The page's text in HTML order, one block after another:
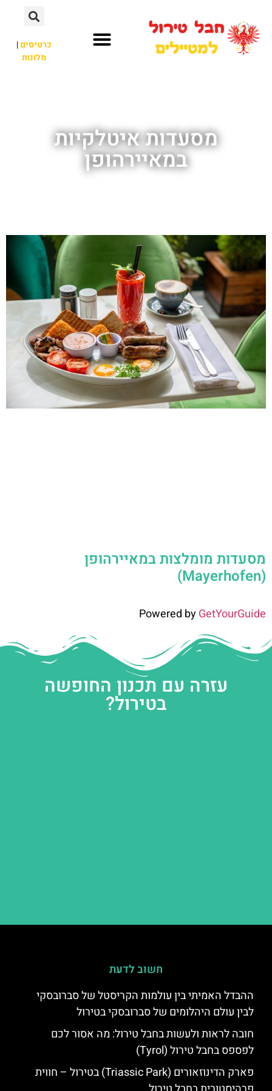
כרטיסים|
מלונות
מסעדות איטלקיות
במאיירהופן
מסעדות מומלצות במאיירהופן
(Mayerhofen)
Powered byGetYourGuide
עזרה עם תכנון החופשה
בטירול?
חשוב לדעת
ההבדל האמיתי בין עולמות הקריסטל של סברובסקי
לבין עולם היהלומים של סברובסקי בטירול
חובה לראות ולעשות בחבל טירול: מה אסור לכם
לפספס בחבל טירול (Tyrol)
פארק הדינוזאורים (Triassic Park) בטירול – חווית